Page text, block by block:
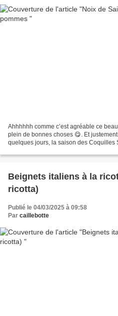
Ahhhhhh comme c’est agréable ce
plein de bonnes choses 😋. Et
quelques jours, la saison des Coquilles
Beignets italiens à la
ricotta)
Publié le 04/03/2025 à 09:58
Par caillebotte